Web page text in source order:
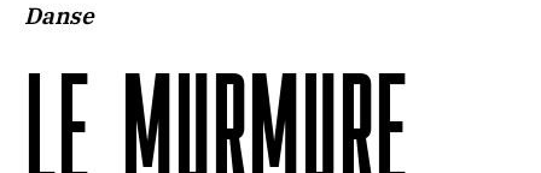
Danse
LE MURMURE